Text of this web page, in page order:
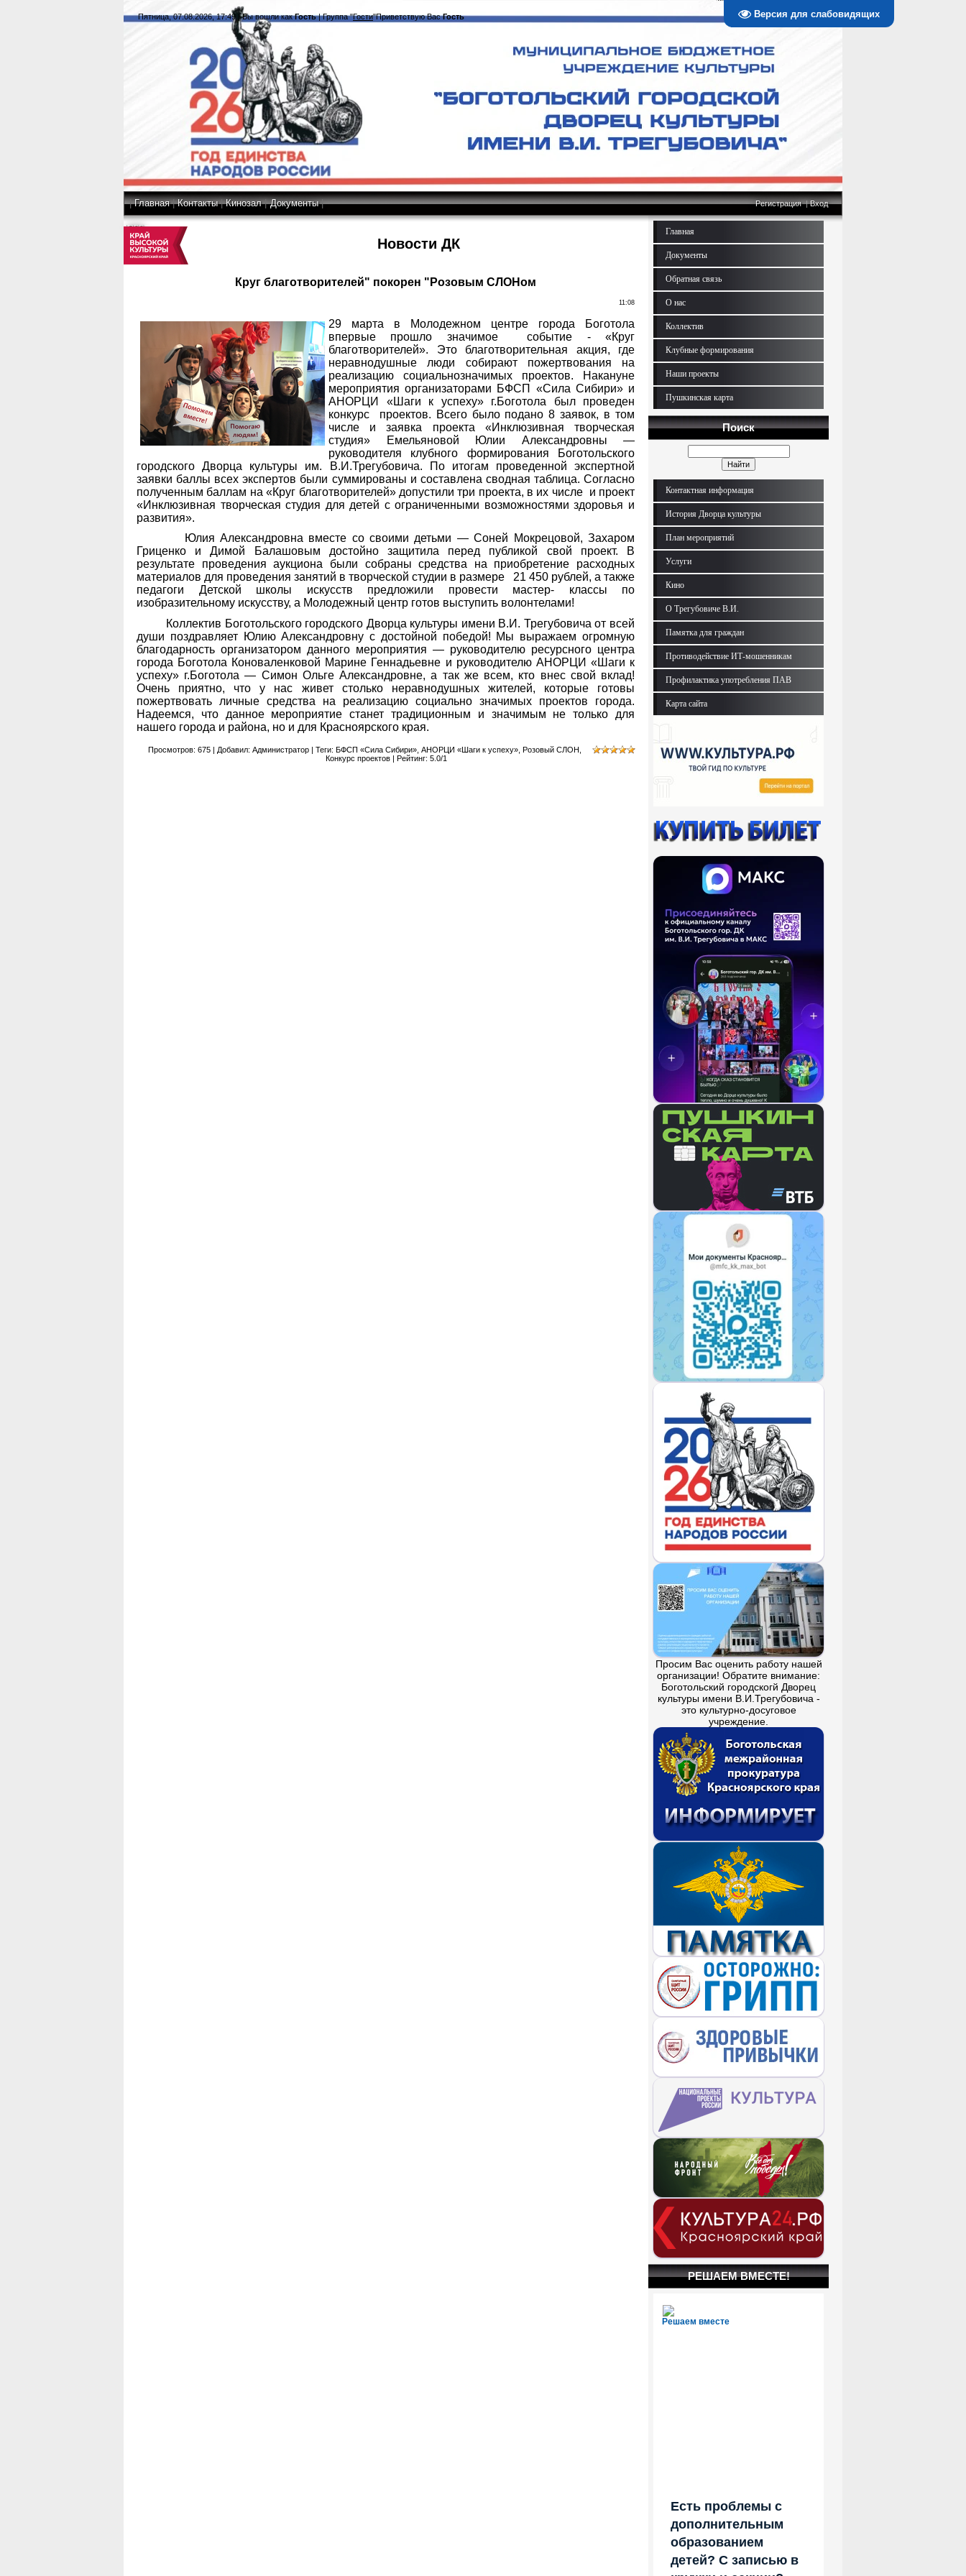
Версия для слабовидящих
Пятница, 07.08.2026, 17:49 |Вы вошли как Гость|Группа"Гости"Приветствую Вас Гость
|Главная|Контакты|Кинозал|Документы| Регистрация|Вход
|RSS
Новости ДК
Круг благотворителей" покорен "Розовым СЛОНом
11:08
29 марта в Молодежном центре города Боготола
впервые прошло значимое событие - «Круг
благотворителей». Это благотворительная акция, где
неравнодушные люди собирают пожертвования на
реализацию социальнозначимых проектов. Накануне
мероприятия организаторами БФСП «Сила Сибири» и
АНОРЦИ «Шаги к успеху» г.Боготола был проведен
конкурс проектов. Всего было подано 8 заявок, в том
числе и заявка проекта «Инклюзивная творческая
студия» Емельяновой Юлии Александровны —
руководителя клубного формирования Боготольского
городского Дворца культуры им. В.И.Трегубовича. По итогам проведенной экспертной
заявки баллы всех экспертов были суммированы и составлена сводная таблица. Согласно
полученным баллам на «Круг благотворителей» допустили три проекта, в их числе и проект
«Инклюзивная творческая студия для детей с ограниченными возможностями здоровья и
развития».
Юлия Александровна вместе со своими детьми — Соней Мокрецовой, Захаром
Гриценко и Димой Балашовым достойно защитила перед публикой свой проект. В
результате проведения аукциона были собраны средства на приобретение расходных
материалов для проведения занятий в творческой студии в размере 21 450 рублей, а также
педагоги Детской школы искусств предложили провести мастер- классы по
изобразительному искусству, а Молодежный центр готов выступить волонтелами!
Коллектив Боготольского городского Дворца культуры имени В.И. Трегубовича от всей
души поздравляет Юлию Александровну с достойной победой! Мы выражаем огромную
благодарность организатором данного мероприятия — руководителю ресурсного центра
города Боготола Коноваленковой Марине Геннадьевне и руководителю АНОРЦИ «Шаги к
успеху» г.Боготола — Симон Ольге Александровне, а так же всем, кто внес свой вклад!
Очень приятно, что у нас живет столько неравнодушных жителей, которые готовы
пожертвовать личные средства на реализацию социально значимых проектов города.
Надеемся, что данное мероприятие станет традиционным и значимым не только для
нашего города и района, но и для Красноярского края.
Просмотров: 675| Добавил: Администратор | Теги: БФСП «Сила Сибири», АНОРЦИ «Шаги к успеху», Розовый СЛОН
Конкурс проектов | Рейтинг: 5.0/1
Главная
Документы
Обратная связь
О нас
Коллектив
Клубные формирования
Наши проекты
Пушкинская карта
Поиск
Контактная информация
История Дворца культуры
План мероприятий
Услуги
Кино
О Трегубовиче В.И.
Памятка для граждан
Противодействие ИТ-мошенникам
Профилактика употребления ПАВ
Карта сайта
Просим Вас оценить работу нашей
организации! Обратите внимание:
Боготольский городскогй Дворец
культуры имени В.И.Трегубовича -
это культурно-досуговое
учреждение.
РЕШАЕМ ВМЕСТЕ!
Решаем вместе
Есть проблемы с
дополнительным
образованием
детей? С записью в